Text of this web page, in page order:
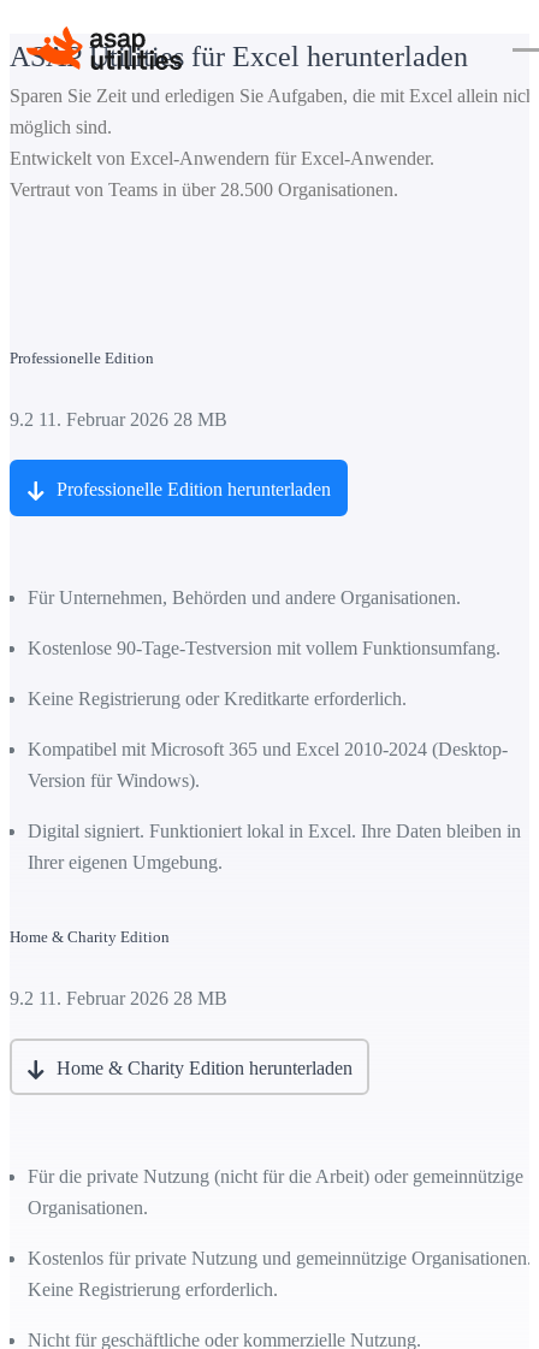
ASAP Utilities für Excel herunterladen
Sparen Sie Zeit und erledigen Sie Aufgaben, die mit Excel allein nicht
möglich sind.
Entwickelt von Excel-Anwendern für Excel-Anwender.
Vertraut von Teams in über 28.500 Organisationen.
Professionelle Edition
9.2 11. Februar 2026 28 MB
Professionelle Edition herunterladen
Für Unternehmen, Behörden und andere Organisationen.
Kostenlose 90-Tage-Testversion mit vollem Funktionsumfang.
Keine Registrierung oder Kreditkarte erforderlich.
Kompatibel mit Microsoft 365 und Excel 2010-2024 (Desktop-
Version für Windows).
Digital signiert. Funktioniert lokal in Excel. Ihre Daten bleiben in
Ihrer eigenen Umgebung.
Home & Charity Edition
9.2 11. Februar 2026 28 MB
Home & Charity Edition herunterladen
Für die private Nutzung (nicht für die Arbeit) oder gemeinnützige
Organisationen.
Kostenlos für private Nutzung und gemeinnützige Organisationen.
Keine Registrierung erforderlich.
Nicht für geschäftliche oder kommerzielle Nutzung.